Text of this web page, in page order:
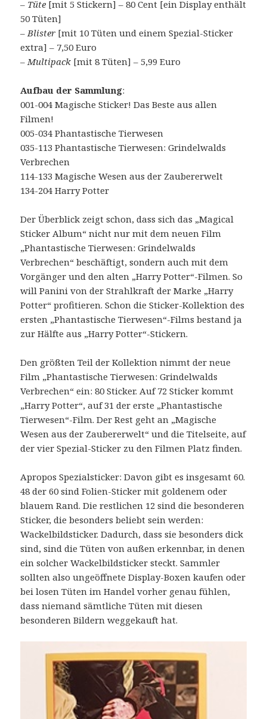
– Tüte [mit 5 Stickern] – 80 Cent [ein Display enthält
50 Tüten]
– Blister [mit 10 Tüten und einem Spezial-Sticker
extra] – 7,50 Euro
– Multipack [mit 8 Tüten] – 5,99 Euro
Aufbau der Sammlung:
001-004 Magische Sticker! Das Beste aus allen
Filmen!
005-034 Phantastische Tierwesen
035-113 Phantastische Tierwesen: Grindelwalds
Verbrechen
114-133 Magische Wesen aus der Zaubererwelt
134-204 Harry Potter
Der Überblick zeigt schon, dass sich das „Magical
Sticker Album“ nicht nur mit dem neuen Film
„Phantastische Tierwesen: Grindelwalds
Verbrechen“ beschäftigt, sondern auch mit dem
Vorgänger und den alten „Harry Potter“-Filmen. So
will Panini von der Strahlkraft der Marke „Harry
Potter“ profitieren. Schon die Sticker-Kollektion des
ersten „Phantastische Tierwesen“-Films bestand ja
zur Hälfte aus „Harry Potter“-Stickern.
Den größten Teil der Kollektion nimmt der neue
Film „Phantastische Tierwesen: Grindelwalds
Verbrechen“ ein: 80 Sticker. Auf 72 Sticker kommt
„Harry Potter“, auf 31 der erste „Phantastische
Tierwesen“-Film. Der Rest geht an „Magische
Wesen aus der Zaubererwelt“ und die Titelseite, auf
der vier Spezial-Sticker zu den Filmen Platz finden.
Apropos Spezialsticker: Davon gibt es insgesamt 60.
48 der 60 sind Folien-Sticker mit goldenem oder
blauem Rand. Die restlichen 12 sind die besonderen
Sticker, die besonders beliebt sein werden:
Wackelbildsticker. Dadurch, dass sie besonders dick
sind, sind die Tüten von außen erkennbar, in denen
ein solcher Wackelbildsticker steckt. Sammler
sollten also ungeöffnete Display-Boxen kaufen oder
bei losen Tüten im Handel vorher genau fühlen,
dass niemand sämtliche Tüten mit diesen
besonderen Bildern weggekauft hat.